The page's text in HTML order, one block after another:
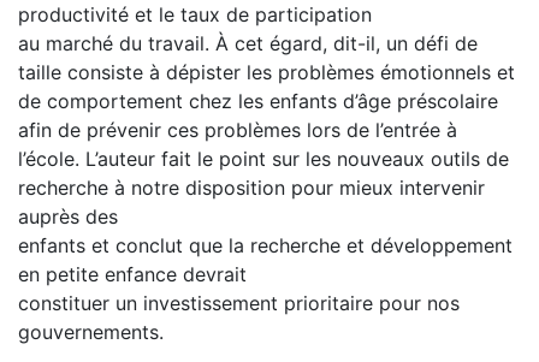
productivité et le taux de participation
au marché du travail. À cet égard, dit-il, un défi de
taille consiste à dépister les problèmes émotionnels et
de comportement chez les enfants d’âge préscolaire
afin de prévenir ces problèmes lors de l’entrée à
l’école. L’auteur fait le point sur les nouveaux outils de
recherche à notre disposition pour mieux intervenir
auprès des
enfants et conclut que la recherche et développement
en petite enfance devrait
constituer un investissement prioritaire pour nos
gouvernements.